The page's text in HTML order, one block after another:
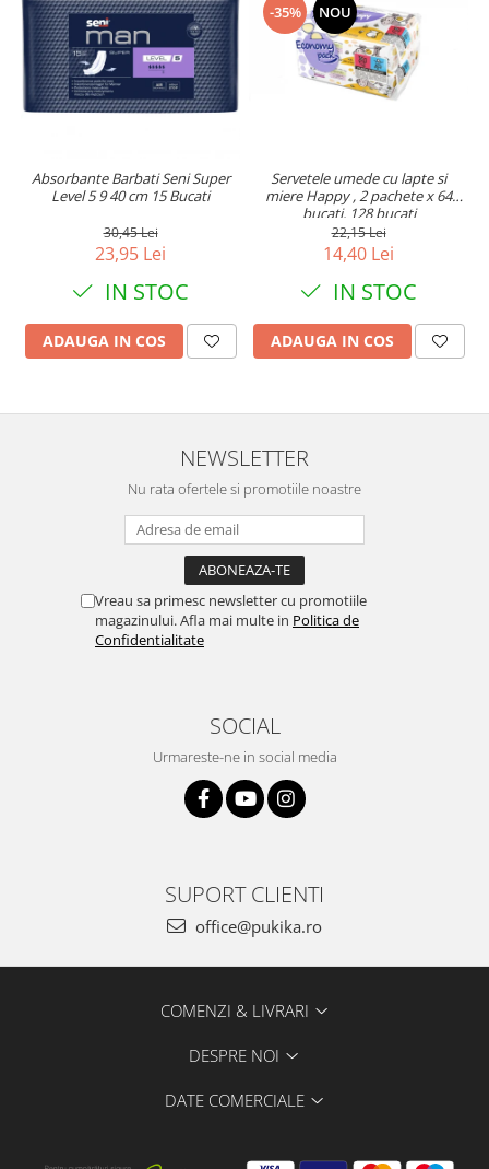
Absorbante Barbati Seni Super
Level 5 9 40 cm 15 Bucati
30,45 Lei
23,95 Lei
IN STOC
ADAUGA IN COS
-35% NOU
Servetele umede cu lapte si
miere Happy , 2 pachete x 64
bucati, 128 bucati
22,15 Lei
14,40 Lei
IN STOC
ADAUGA IN COS
NEWSLETTER
Nu rata ofertele si promotiile noastre
Vreau sa primesc newsletter cu promotiile
magazinului. Afla mai multe in Politica de
Confidentialitate
SOCIAL
Urmareste-ne in social media
SUPORT CLIENTI
office@pukika.ro
COMENZI & LIVRARI
DESPRE NOI
DATE COMERCIALE